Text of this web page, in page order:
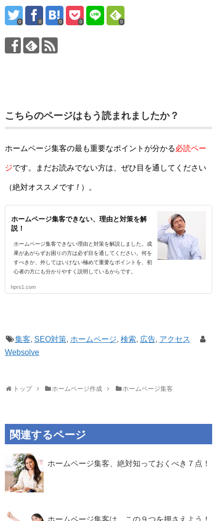
0 0 0 0 0
こちらのページはもう読まれましたか？
ホームページ集客の最も重要なポイントが分かる必読ペー
ジです。まだお読みでない方は、ぜひ目を通してください
（絶対オススメです ! ）。
ホームページ集客できない、理由と対策を解
説！
ホームページ集客できない理由と対策を解説しました。成
果があがらずお困りの方は必ず目を通してください。何を
すべきか、外してはいけない極めて重要なポイントを、初
心者の方にも分かりやすく説明しているからです。
hprs1.com
集客, SEO対策, ホームページ, 検索, 広告, アクセス
Websolve
トップ ホームページ作成 ホームページ集客
関連するページ
ホームページ集客、絶対知っておくべき７点！